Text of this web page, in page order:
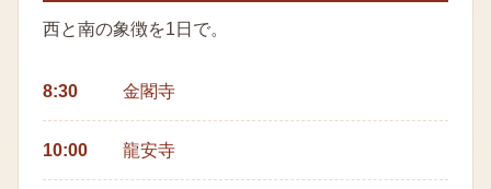
西と南の象徴を1日で。
8:30 金閣寺
10:00 龍安寺